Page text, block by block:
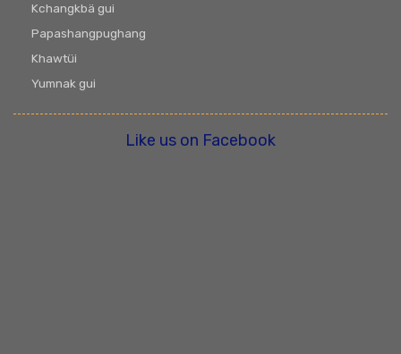
Kchangkbä gui
Papashangpughang
Khawtüi
Yumnak gui
Like us on Facebook